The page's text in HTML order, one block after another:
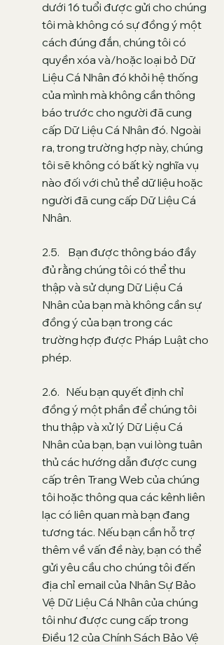
dưới 16 tuổi được gửi cho chúng
tôi mà không có sự đồng ý một
cách đúng đắn, chúng tôi có
quyền xóa và/hoặc loại bỏ Dữ
Liệu Cá Nhân đó khỏi hệ thống
của mình mà không cần thông
báo trước cho người đã cung
cấp Dữ Liệu Cá Nhân đó. Ngoài
ra, trong trường hợp này, chúng
tôi sẽ không có bất kỳ nghĩa vụ
nào đối với chủ thể dữ liệu hoặc
người đã cung cấp Dữ Liệu Cá
Nhân.
2.5. Bạn được thông báo đầy
đủ rằng chúng tôi có thể thu
thập và sử dụng Dữ Liệu Cá
Nhân của bạn mà không cần sự
đồng ý của bạn trong các
trường hợp được Pháp Luật cho
phép.
2.6. Nếu bạn quyết định chỉ
đồng ý một phần để chúng tôi
thu thập và xử lý Dữ Liệu Cá
Nhân của bạn, bạn vui lòng tuân
thủ các hướng dẫn được cung
cấp trên Trang Web của chúng
tôi hoặc thông qua các kênh liên
lạc có liên quan mà bạn đang
tương tác. Nếu bạn cần hỗ trợ
thêm về vấn đề này, bạn có thể
gửi yêu cầu cho chúng tôi đến
địa chỉ email của Nhân Sự Bảo
Vệ Dữ Liệu Cá Nhân của chúng
tôi như được cung cấp trong
Điều 12 của Chính Sách Bảo Vệ